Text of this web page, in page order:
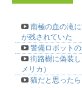
南極の血の滝
が残されていた
警備ロボット
街路樹に偽装
メリカ）
猫だと思った